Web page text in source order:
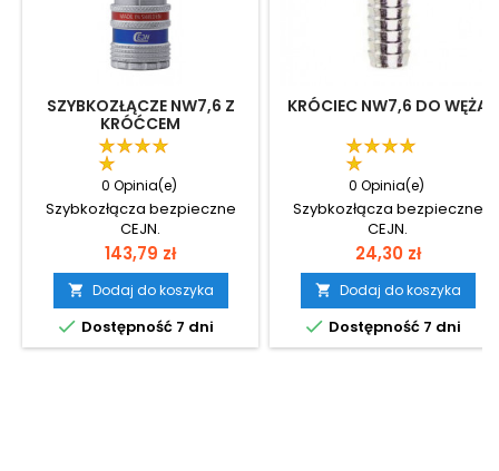
SZYBKOZŁĄCZE NW7,6 Z
KRÓĆCEM
0 Opinia(e)
Szybkozłącza bezpieczne
CEJN.
Cena
143,79 zł
 Dodaj do koszyka
 Dostępność 7 dni
KRÓCIEC NW7,6 DO WĘŻA
0 Opinia(e)
Szybkozłącza bezpieczne
CEJN.
Cena
24,30 zł
 Dodaj do koszyka
 Dostępność 7 dni